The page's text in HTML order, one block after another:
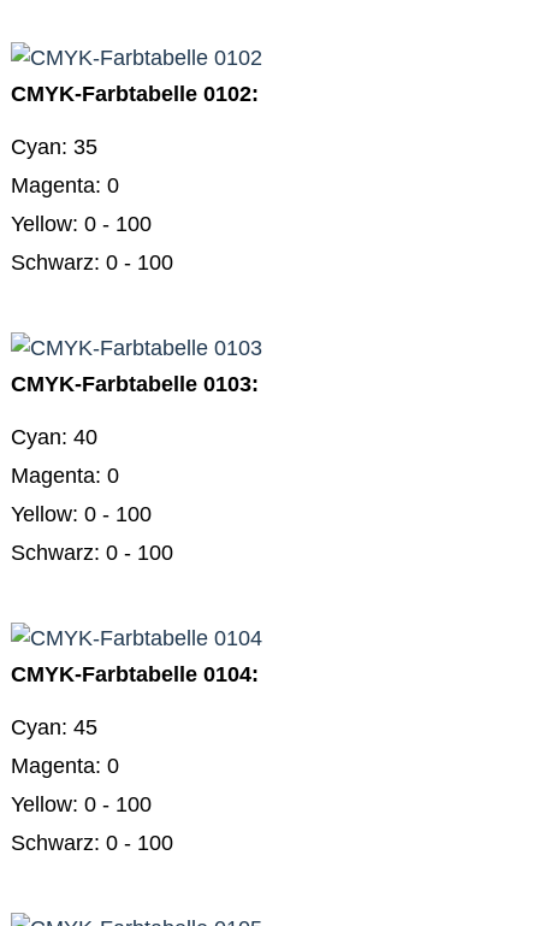
CMYK-Farbtabelle 0102:
Cyan: 35
Magenta: 0
Yellow: 0 - 100
Schwarz: 0 - 100
CMYK-Farbtabelle 0103:
Cyan: 40
Magenta: 0
Yellow: 0 - 100
Schwarz: 0 - 100
CMYK-Farbtabelle 0104:
Cyan: 45
Magenta: 0
Yellow: 0 - 100
Schwarz: 0 - 100